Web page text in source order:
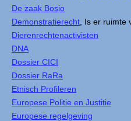
De zaak Bosio
Demonstratierecht , Is er
Dierenrechtenactivisten
DNA
Dossier CICI
Dossier RaRa
Etnisch Profileren
Europese Politie en Justitie
Europese regelgeving